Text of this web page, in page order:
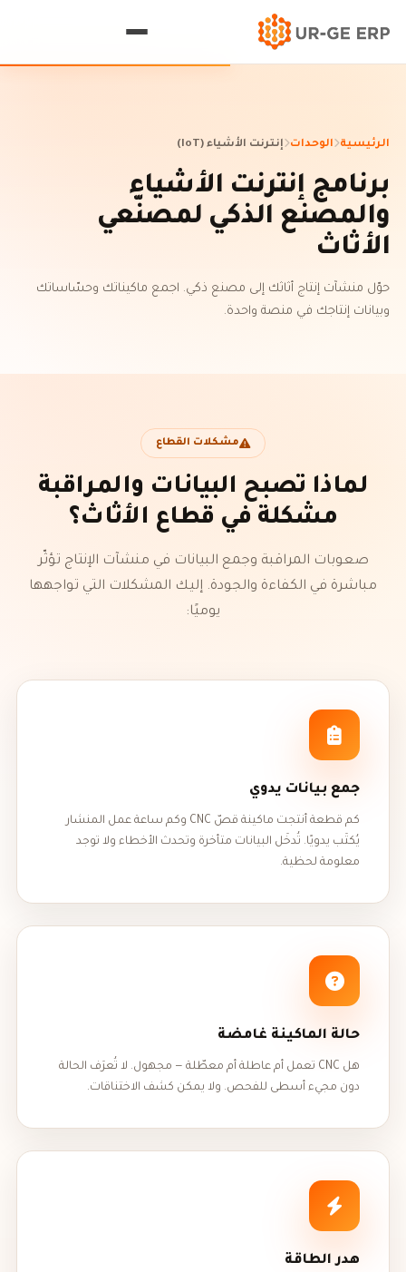
الرئيسية الوحدات إنترنت الأشياء (IoT)
برنامج إنترنت الأشياء
والمصنع الذكي لمصنّعي
الأثاث
حوّل منشآت إنتاج أثاثك إلى مصنع ذكي. اجمع ماكيناتك وحسّاساتك
وبيانات إنتاجك في منصة واحدة.
مشكلات القطاع
لماذا تصبح البيانات والمراقبة
مشكلة في قطاع الأثاث؟
صعوبات المراقبة وجمع البيانات في منشآت الإنتاج تؤثّر
مباشرة في الكفاءة والجودة. إليك المشكلات التي تواجهها
يوميًا:
جمع بيانات يدوي
كم قطعة أنتجت ماكينة قصّ CNC وكم ساعة عمل المنشار
يُكتَب يدويًا. تُدخَل البيانات متأخرة وتحدث الأخطاء ولا توجد
معلومة لحظية.
حالة الماكينة غامضة
هل CNC تعمل أم عاطلة أم معطّلة — مجهول. لا تُعرَف الحالة
دون مجيء أسطى للفحص. ولا يمكن كشف الاختناقات.
هدر الطاقة